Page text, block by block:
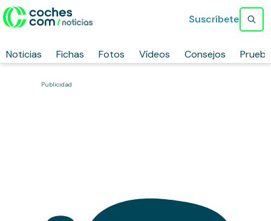
Noticias Fichas Fotos Vídeos Consejos
Suscríbete
Publicidad